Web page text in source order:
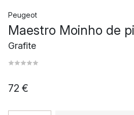
Peugeot
Maestro Moinho de
Grafite
72 €